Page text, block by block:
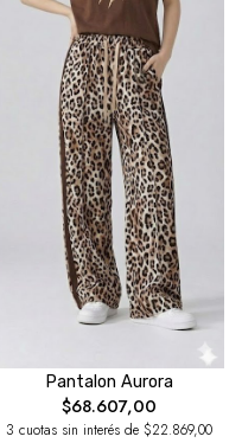
Pantalon Aurora
$68.607,00
3 cuotas sin interés de $22.869,00